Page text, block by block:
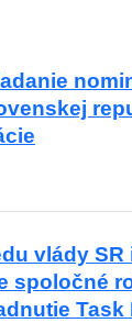
vlády SR
spoločné
Task